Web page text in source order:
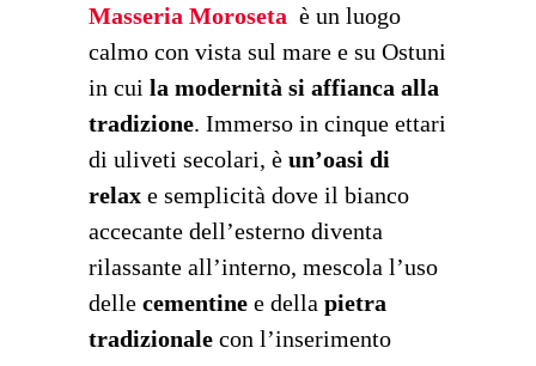
Masseria Moroseta è un luogo
calmo con vista sul mare e su Ostuni
in cui la modernità si affianca alla
tradizione. Immerso in cinque ettari
di uliveti secolari, è un’oasi di
relax e semplicità dove il bianco
accecante dell’esterno diventa
rilassante all’interno, mescola l’uso
delle cementine e della pietra
tradizionale con l’inserimento